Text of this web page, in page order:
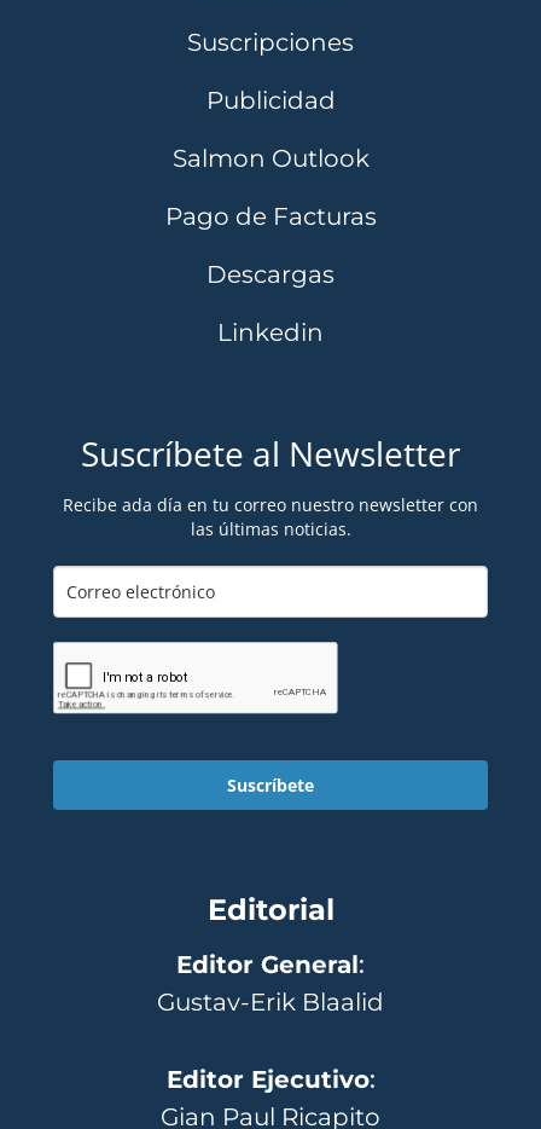
Suscripciones
Publicidad
Salmon Outlook
Pago de Facturas
Descargas
Linkedin
Suscríbete al Newsletter
Recibe ada día en tu correo nuestro newsletter con
las últimas noticias.
Suscríbete
Editorial
Editor General:
Gustav-Erik Blaalid
Editor Ejecutivo:
Gian Paul Ricapito